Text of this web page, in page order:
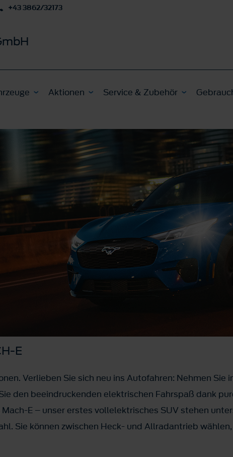
+43 3862/32173
Aktionen Service & Zubehör
E
Verlieben Sie sich neu ins Autofahren: Nehmen Sie
den beeindruckenden elektrischen Fahrspaß dank
Mach-E – unser erstes vollelektrisches SUV stehen
Sie können zwischen Heck- und Allradantrieb